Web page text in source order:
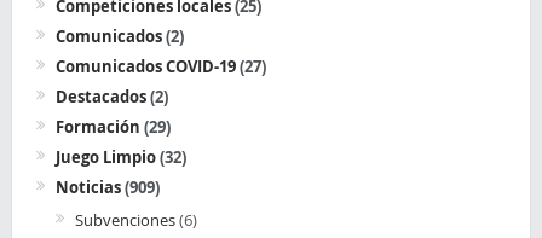
Competiciones locales(25)
Comunicados(2)
Comunicados COVID-19(27)
Destacados(2)
Formación (29)
Juego Limpio(32)
Noticias(909)
Subvenciones(6)